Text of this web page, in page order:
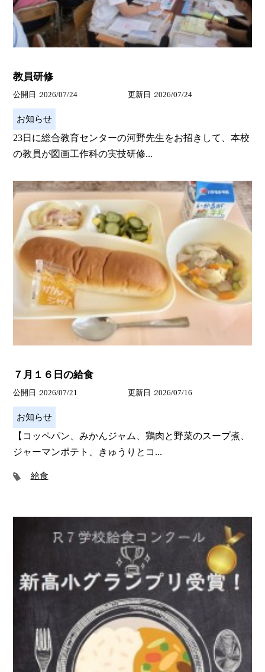
教員研修
公開日 2026/07/24 更新日 2026/07/24
お知らせ
23日に総合教育センターの河野先生をお招きして、本校
の教員が図画工作科の実技研修...
７月１６日の給食
公開日 2026/07/21 更新日 2026/07/16
お知らせ
【コッペパン、みかんジャム、鶏肉と野菜のスープ煮、
ジャーマンポテト、きゅうりとコ...
給食